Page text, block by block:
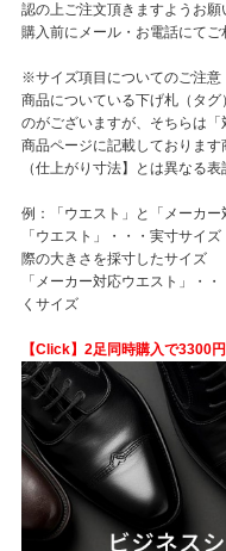
認の上ご注文頂きますようお
購入前にメール・お電話にてご
※サイズ項目についてのご注意
商品についている下げ札（タ
のがございますが、そちらは
商品ページに記載しておりま
（仕上がり寸法】とは異なる
例：「ウエスト」と「メーカ
「ウエスト」・・・実寸サイ
際の大きさを採寸したサイズ
「メーカー対応ウエスト」・
くサイズ
【Click】2足同時購入で3300